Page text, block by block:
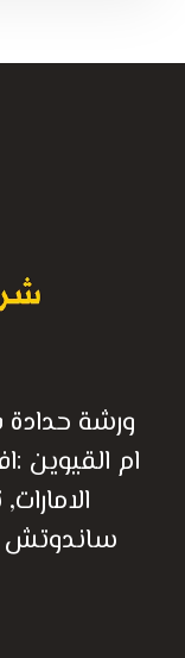
ورشة
ام القيوين
ساندوتش